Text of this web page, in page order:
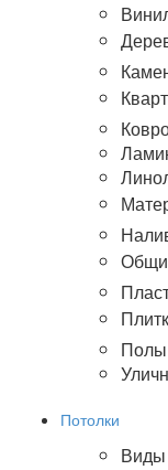
Полы
Потолки
Виды